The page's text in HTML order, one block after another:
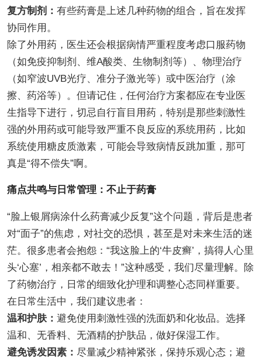
复方制剂： 有些药膏是上述几种药物的组合，旨在发挥
协同作用。
除了外用药，医生还会根据病情严重程度考虑口服药物
（如免疫抑制剂、维A酸类、生物制剂等）、物理治疗
（如窄波UVB光疗、准分子激光等）或中医治疗（涂
擦、药浴等）。但请记住，任何治疗方案都应在专业医
生指导下进行，切忌自行盲目用药，特别是那些刺激性
强的外用药或可能导致严重不良反应的系统用药，比如
系统使用糖皮质激素，可能会导致病情反跳加重，那可
真是“得不偿失”啊。
痛点共鸣与日常管理：不止于药膏
“脸上银屑病涂什么药膏减少反复”这个问题，背后是患者
对“面子”的焦虑，对社交的恐惧，甚至是对未来生活的迷
茫。很多患者会抱怨：“我这脸上的‘牛皮癣’，搞得人心里
头‘心塞’，相亲都不敢去！”这种感受，我们尽量理解。除
了药物治疗，日常的细致化护理和调整心态同样重要。
在日常生活中，我们建议患者：
温和护肤： 避免使用刺激性强的洗面奶和化妆品。选择
温和、无香料、无酒精的护肤品，做好保湿工作。
避免诱发因素： 尽量减少精神紧张，保持乐观心态；避